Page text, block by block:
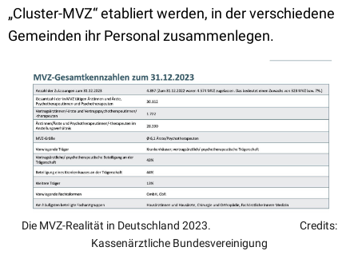
„Cluster-MVZ“ etabliert werden, in der verschiedene
Gemeinden ihr Personal zusammenlegen.
Die MVZ-Realität in Deutschland 2023. Credits:
Kassenärztliche Bundesvereinigung